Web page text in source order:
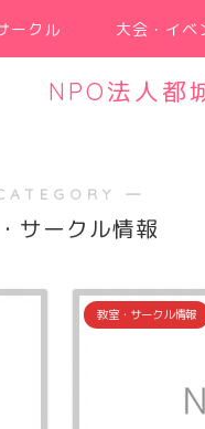
ークル 大会・イベ
NPO法人都
―
サークル情報
教室・サークル情報